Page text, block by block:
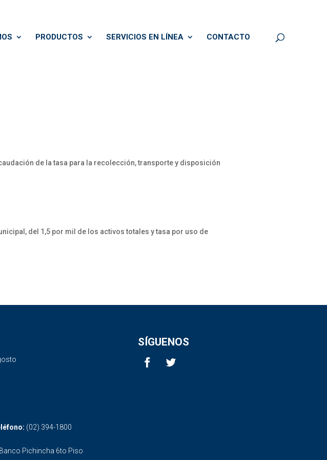
PRODUCTOS SERVICIOS EN LÍNEA CONTACTO
de la tasa para la recolección, transporte y disposición
del 1,5 por mil de los activos totales y tasa por uso de
SÍGUENOS
(02) 394-1800
Pichincha 6to Piso